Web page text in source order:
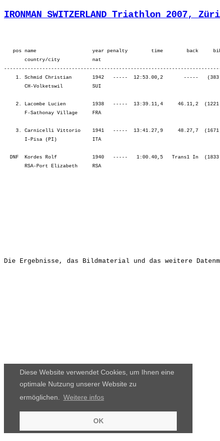
Diese Website verwendet Cookies, um Ihnen eine
optimale Nutzung unserer Website zu
ermöglichen.
Weitere infos
OK
IRONMAN SWITZERLAND Triathlon 2007,
pos name                   year penalty        time        back
       country/city           nat
1. Schmid Christian       1942   -----  12:53.00,2       -----
CH-Volketswil          SUI
2. Lacombe Lucien         1938   -----  13:39.11,4     46.11,2
F-Sathonay Village     FRA
3. Carnicelli Vittorio    1941   -----  13:41.27,9     48.27,7
I-Pisa (PI)            ITA
DNF  Kordes Rolf            1940   -----   1:00.40,5   Trans1 In
RSA-Port Elizabeth     RSA
Die Ergebnisse, das Bildmaterial und das weitere